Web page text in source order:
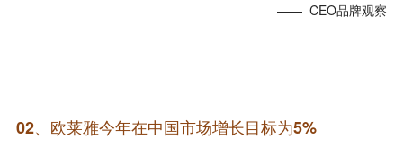
—— CEO品牌观察
02、 欧莱雅今年在中国市场增长目标为5%